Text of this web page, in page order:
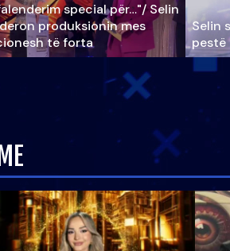
special për…"/ Selin
produksionin mes
të forta
Selin
pestë